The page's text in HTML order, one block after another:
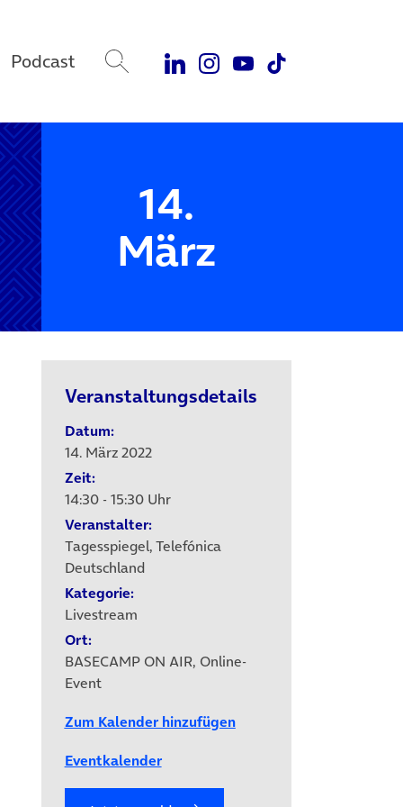
Podcast
14.
März
Veranstaltungsdetails
Datum:
14. März 2022
Zeit:
14:30 - 15:30 Uhr
Veranstalter:
Tagesspiegel, Telefónica
Deutschland
Kategorie:
Livestream
Ort:
BASECAMP ON AIR, Online-
Event
Zum Kalender hinzufügen
Eventkalender